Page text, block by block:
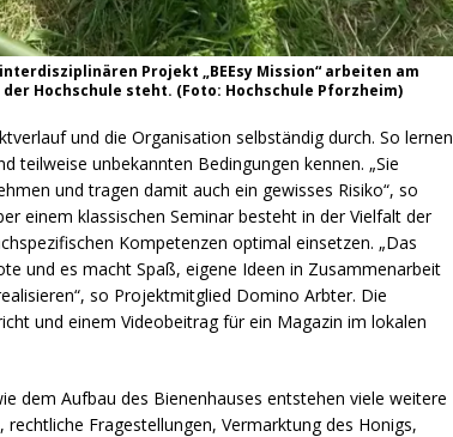
Projekt „BEEsy Mission“ arbeiten am
Hochschule steht. (Foto: Hochschule Pforzheim)
und die Organisation selbständig durch. So lernen
teilweise unbekannten Bedingungen kennen. „Sie
und tragen damit auch ein gewisses Risiko“, so
einem klassischen Seminar besteht in der Vielfalt der
Kompetenzen optimal einsetzen. „Das
und es macht Spaß, eigene Ideen in Zusammenarbeit
so Projektmitglied Domino Arbter. Die
und einem Videobeitrag für ein Magazin im lokalen
dem Aufbau des Bienenhauses entstehen viele weitere
Fragestellungen, Vermarktung des Honigs,